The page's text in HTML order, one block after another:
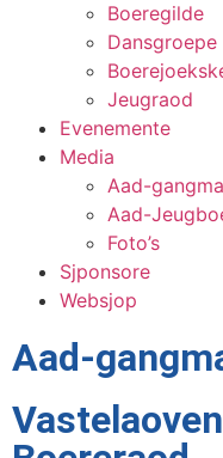
Boeregilde
Dansgroepe
Jeugraod
Evenemente
Media
Aad-
Aad-
Foto’s
Sjponsore
Websjop
Aad-